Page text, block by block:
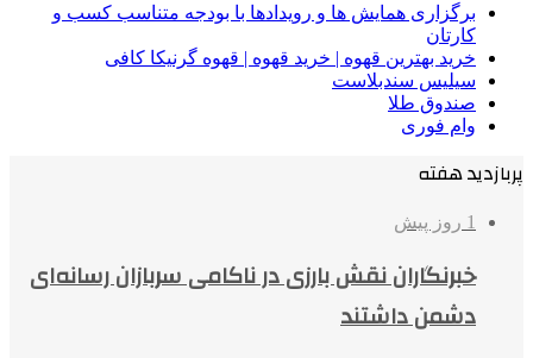
برگزاری همایش ها و رویدادها با بودجه متناسب کسب و
کارتان
خرید بهترین قهوه | خرید قهوه | قهوه گرنیکا کافی
سیلیس سندبلاست
صندوق طلا
وام فوری
پربازدید هفته
1 روز پیش
خبرنگاران نقش بارزی در ناکامی سربازان رسانه‌ای
دشمن داشتند